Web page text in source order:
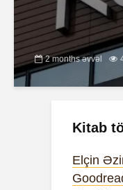
2 months əvvəl
Kitab
Elçin